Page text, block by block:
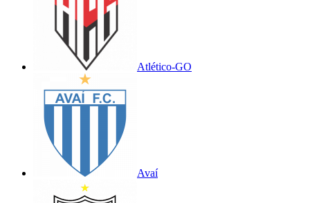
Atlético-GO
Avaí